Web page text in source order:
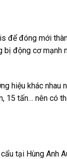
để đóng mới
động cơ mạnh
hiệu khác nhau
15 tấn… nên có
tại Hùng Anh